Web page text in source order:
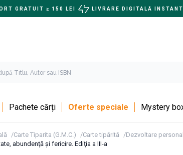
GRATUIT ≥ 150 LEI LIVRARE DIGITALĂ
Pachete cărți Oferte speciale Mystery
Carte Tiparita (G.M.C.) Carte tipărită
Dezvoltare
abundenţă şi fericire. Ediţia a III-a